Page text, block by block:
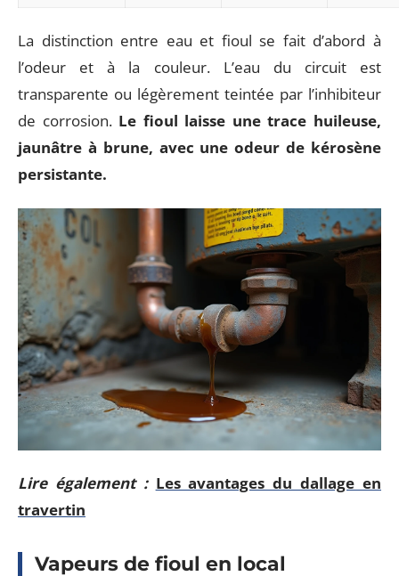
La distinction entre eau et fioul se fait d’abord à
l’odeur et à la couleur. L’eau du circuit est
transparente ou légèrement teintée par l’inhibiteur
de corrosion. Le fioul laisse une trace huileuse,
jaunâtre à brune, avec une odeur de kérosène
persistante.
Lire également : Les avantages du dallage en
travertin
Vapeurs de fioul en local